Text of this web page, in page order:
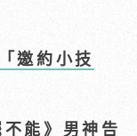
邀約小技
能》男神告